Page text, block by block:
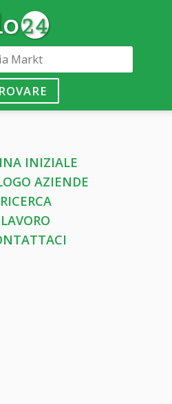
INIZIALE
AZIENDE
RICERCA
LAVORO